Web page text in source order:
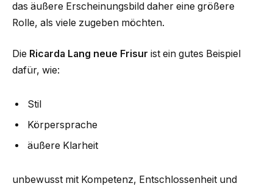
das äußere Erscheinungsbild daher eine größere
Rolle, als viele zugeben möchten.
Die Ricarda Lang neue Frisur ist ein gutes Beispiel
dafür, wie:
Stil
Körpersprache
äußere Klarheit
unbewusst mit Kompetenz, Entschlossenheit und